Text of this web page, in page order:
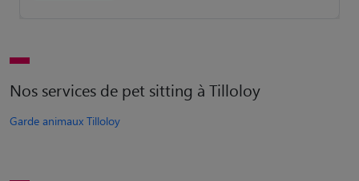
Nos services de pet sitting à Tilloloy
Garde animaux Tilloloy